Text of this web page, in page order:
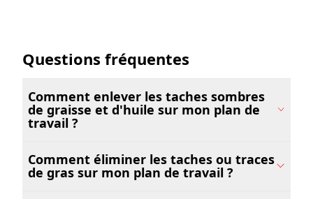
Questions fréquentes
Comment enlever les taches sombres
de graisse et d'huile sur mon plan de
travail ?
Comment éliminer les taches ou traces
de gras sur mon plan de travail ?